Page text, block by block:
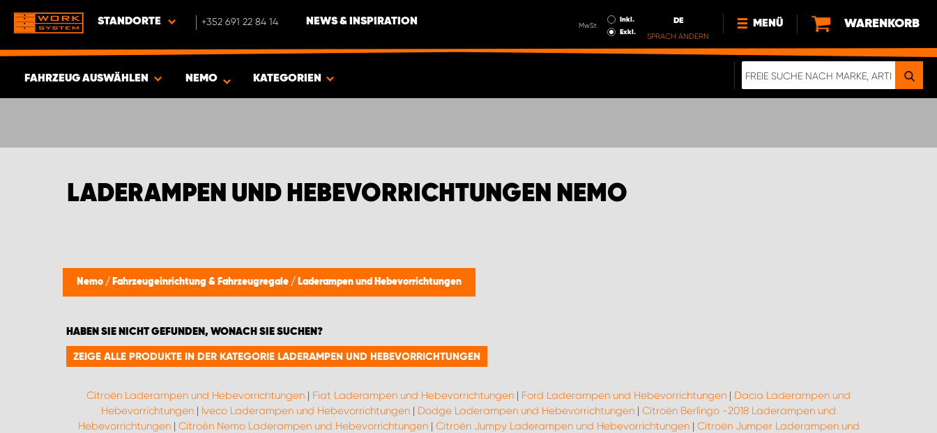
STANDORTE +352 691 22 84 14 NEWS & INSPIRATION MwSt.
Inkl.
Exkl.
DE
SPRACH ÄNDERN
MENÜ
NEWS
WARENKORB
FAHRZEUG AUSWÄHLEN
ARTIKEL
NEMO KATEGORIEN
LADERAMPEN UND HEBEVORRICHTUNGEN NEMO
Nemo / Fahrzeugeinrichtung & Fahrzeugregale / Laderampen und Hebevorrichtungen
HABEN SIE NICHT GEFUNDEN, WONACH SIE SUCHEN?
ZEIGE ALLE PRODUKTE IN DER KATEGORIE LADERAMPEN UND HEBEVORRICHTUNGEN
Citroën Laderampen und Hebevorrichtungen | Fiat Laderampen und Hebevorrichtungen | Ford Laderampen und Hebevorrichtungen | Dacia Laderampen und
Hebevorrichtungen | Iveco Laderampen und Hebevorrichtungen | Dodge Laderampen und Hebevorrichtungen | Citroën Berlingo -2018 Laderampen und
Hebevorrichtungen| Citroën Nemo Laderampen und Hebevorrichtungen| Citroën Jumpy Laderampen und Hebevorrichtungen| Citroën Jumper Laderampen und